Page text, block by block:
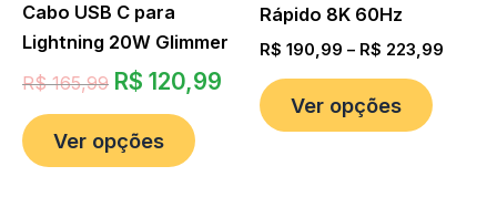
Cabo USB C para
Lightning 20W Glimmer
R$165,99 R$ 120,99
Ver opções
Rápido 8K 60Hz
R$ 190,99 – R$ 223,99
Ver opções